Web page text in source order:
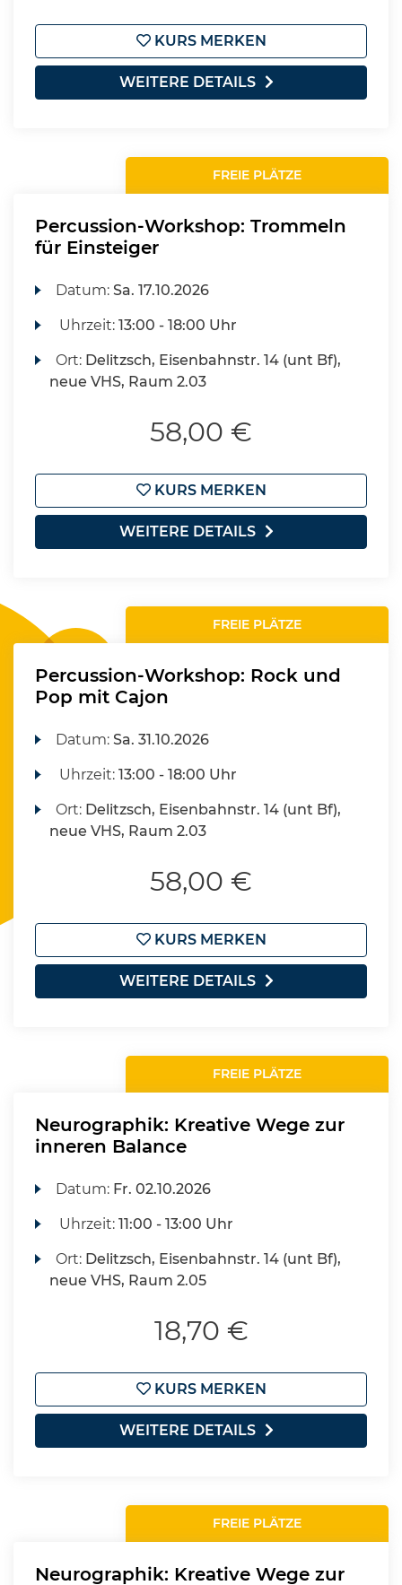
KURS MERKEN
WEITERE DETAILS
FREIE PLÄTZE
Percussion-Workshop: Trommeln
für Einsteiger
Datum:Sa. 17.10.2026
Uhrzeit:13:00 - 18:00 Uhr
Ort: Delitzsch, Eisenbahnstr. 14 (unt Bf),
neue VHS, Raum 2.03
58,00 €
KURS MERKEN
WEITERE DETAILS
FREIE PLÄTZE
Percussion-Workshop: Rock und
Pop mit Cajon
Datum:Sa. 31.10.2026
Uhrzeit:13:00 - 18:00 Uhr
Ort: Delitzsch, Eisenbahnstr. 14 (unt Bf),
neue VHS, Raum 2.03
58,00 €
KURS MERKEN
WEITERE DETAILS
FREIE PLÄTZE
Neurographik: Kreative Wege zur
inneren Balance
Datum: Fr. 02.10.2026
Uhrzeit:11:00 - 13:00 Uhr
Ort: Delitzsch, Eisenbahnstr. 14 (unt Bf),
neue VHS, Raum 2.05
18,70 €
KURS MERKEN
WEITERE DETAILS
FREIE PLÄTZE
Neurographik: Kreative Wege zur